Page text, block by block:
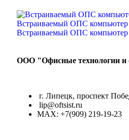
ООО "Офисные технологии и
г. Липецк, проспект
lip@oftsist.ru
МАХ: +7(909) 219-19-23